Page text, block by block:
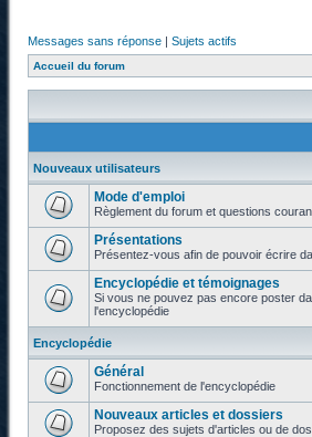
Messages sans réponse | Sujets actifs
Accueil du forum
Nouveaux utilisateurs
Mode d'emploi
Règlement du forum et questions
Présentations
Présentez-vous afin de pouvoir écrire
Encyclopédie et témoignages
Si vous ne pouvez pas encore poster
l'encyclopédie
Encyclopédie
Général
Fonctionnement de l'encyclopédie
Nouveaux articles et dossiers
Proposez des sujets d'articles ou de